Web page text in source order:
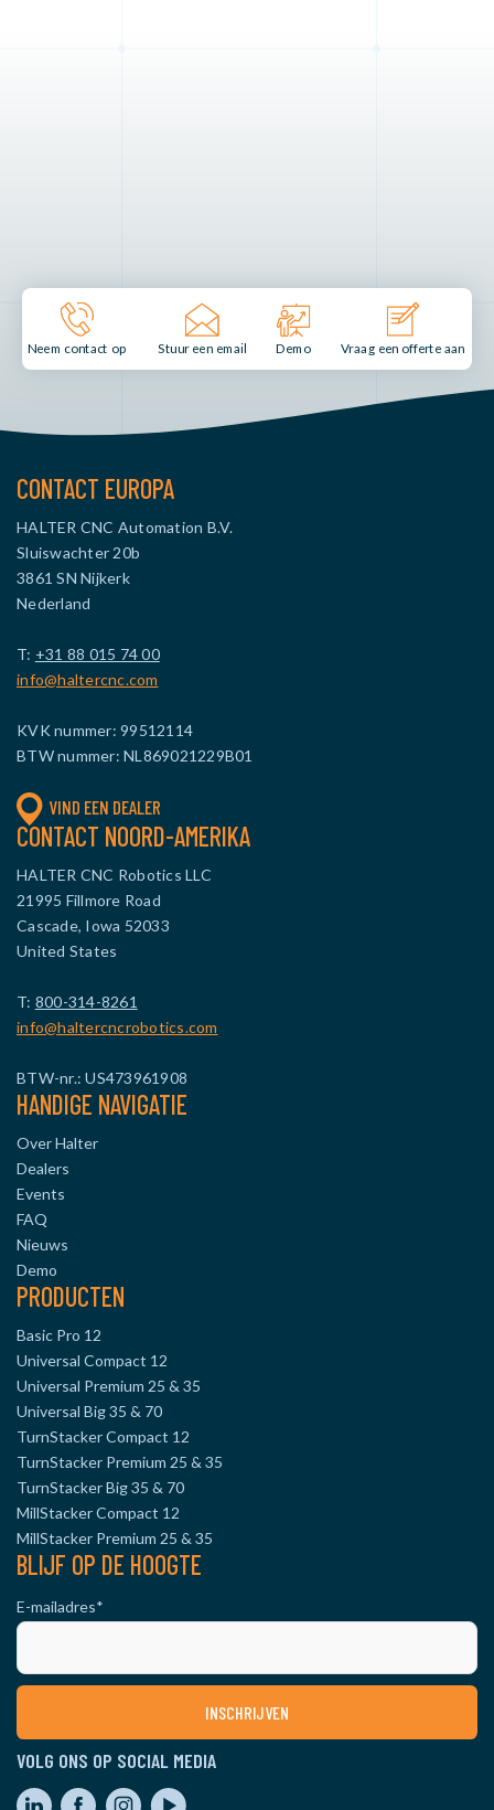
Neem contact op Stuur een email Demo Vraag een offerte aan
CONTACT EUROPA
HALTER CNC Automation B.V.
Sluiswachter 20b
3861 SN Nijkerk
Nederland
T: +31 88 015 74 00
info@haltercnc.com
KVK nummer: 99512114
BTW nummer: NL869021229B01
VIND EEN DEALER
CONTACT NOORD-AMERIKA
HALTER CNC Robotics LLC
21995 Fillmore Road
Cascade, Iowa 52033
United States
T: 800-314-8261
info@haltercncrobotics.com
BTW-nr.: US473961908
HANDIGE NAVIGATIE
Over Halter
Dealers
Events
FAQ
Nieuws
Demo
PRODUCTEN
Basic Pro 12
Universal Compact 12
Universal Premium 25 & 35
Universal Big 35 & 70
TurnStacker Compact 12
TurnStacker Premium 25 & 35
TurnStacker Big 35 & 70
MillStacker Compact 12
MillStacker Premium 25 & 35
BLIJF OP DE HOOGTE
E-mailadres*
VOLG ONS OP SOCIAL MEDIA